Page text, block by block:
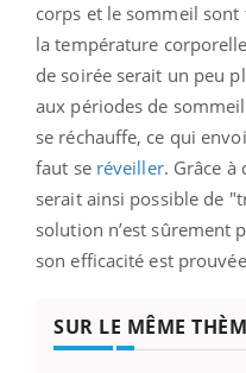
corps et le sommeil
la température
de soirée serait un peu
aux périodes de
se réchauffe, ce qui
faut se réveiller. Grâce à
serait ainsi possible de
solution n’est sûrement
son efficacité est
SUR LE MÊME